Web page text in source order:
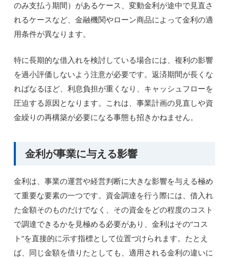
のみ支払う期間）があるケース、変動金利が途中で見直さ
れるケースなど、金融機関やローン商品によって金利の適
用条件が異なります。
特に長期的な借入れを検討している場合には、複利の影響
を過小評価しないよう注意が必要です。返済期間が長くな
ればなるほど、利息負担が重くなり、キャッシュフローを
圧迫する原因となります。これは、事業計画の見直しや資
金繰りの再構築が必要になる事態も招きかねません。
金利が事業に与える影響
金利は、事業の運営や経営判断に大きな影響を与える極め
て重要な要素の一つです。資金調達を行う際には、借入れ
た金額そのものだけでなく、その資金をどの程度のコスト
で調達できるかを見極める必要があり、金利はその“コス
ト”を直接的に示す指標として位置づけられます。たとえ
ば、同じ金額を借りたとしても、適用される金利の違いに